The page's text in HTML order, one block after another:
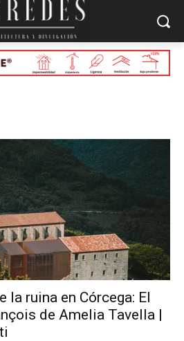
la ruina en Córcega: El
de Amelia Tavella |